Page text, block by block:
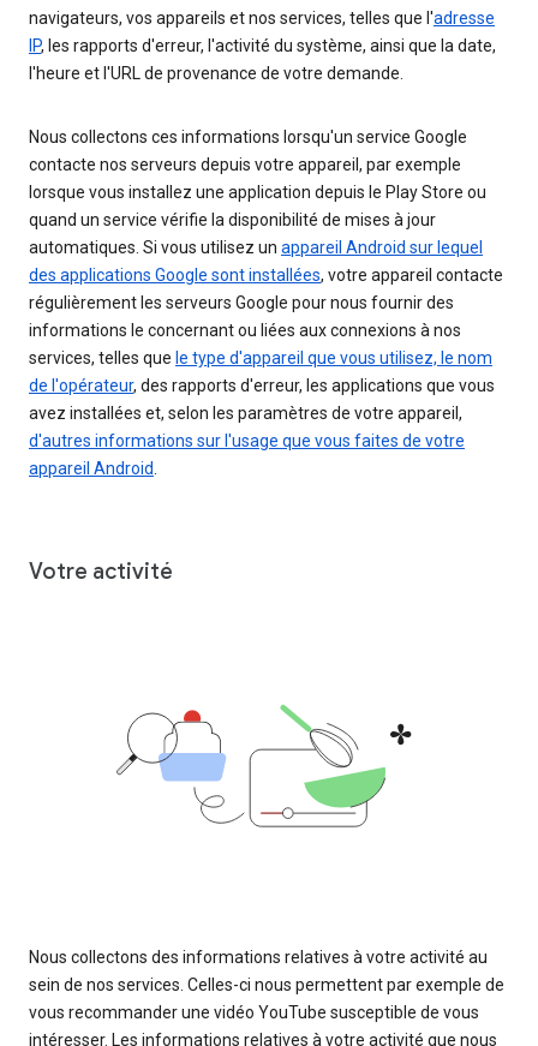
navigateurs, vos appareils et nos services, telles que l'adresse
IP, les rapports d'erreur, l'activité du système, ainsi que la date,
l'heure et l'URL de provenance de votre demande.
Nous collectons ces informations lorsqu'un service Google
contacte nos serveurs depuis votre appareil, par exemple
lorsque vous installez une application depuis le Play Store ou
quand un service vérifie la disponibilité de mises à jour
automatiques. Si vous utilisez un appareil Android sur lequel
des applications Google sont installées, votre appareil contacte
régulièrement les serveurs Google pour nous fournir des
informations le concernant ou liées aux connexions à nos
services, telles que le type d'appareil que vous utilisez, le nom
de l'opérateur, des rapports d'erreur, les applications que vous
avez installées et, selon les paramètres de votre appareil,
d'autres informations sur l'usage que vous faites de votre
appareil Android.
Votre activité
Nous collectons des informations relatives à votre activité au
sein de nos services. Celles-ci nous permettent par exemple de
vous recommander une vidéo YouTube susceptible de vous
intéresser. Les informations relatives à votre activité que nous